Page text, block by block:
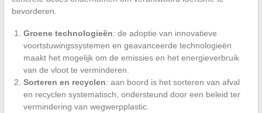
bevorderen.
Groene technologieën: de adoptie van innovatieve
voortstuwingssystemen en geavanceerde technologieën
maakt het mogelijk om de emissies en het energieverbruik
van de vloot te verminderen.
Sorteren en recyclen: aan boord is het sorteren van afval
en recyclen systematisch, ondersteund door een beleid ter
vermindering van wegwerpplastic.